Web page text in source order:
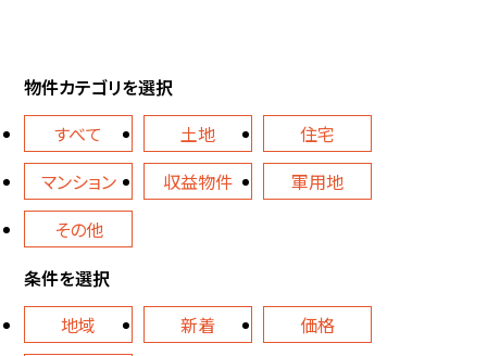
物件カテゴリを選択
すべて
土地
住宅
マンション
収益物件
軍用地
その他
条件を選択
地域
新着
価格